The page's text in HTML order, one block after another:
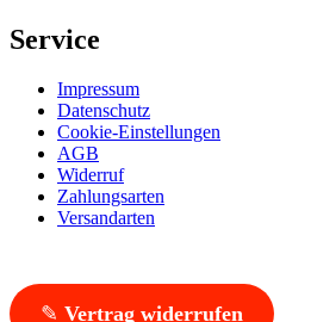
Service
Impressum
Datenschutz
Cookie-Einstellungen
AGB
Widerruf
Zahlungsarten
Versandarten
✎ Vertrag widerrufen